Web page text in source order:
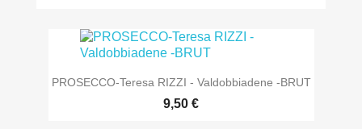
PROSECCO-Teresa RIZZI - Valdobbiadene -BRUT
9,50 €